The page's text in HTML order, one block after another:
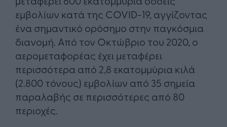
εμβολίων κατά της COVID-19, αγγίζοντας
ένα σημαντικό ορόσημο στην παγκόσμια
διανομή. Από τον Οκτώβριο του 2020, ο
αερομεταφορέας έχει μεταφέρει
περισσότερα από 2,8 εκατομμύρια κιλά
(2.800 τόνους) εμβολίων από 35 σημεία
παραλαβής σε περισσότερες από 80
περιοχές.